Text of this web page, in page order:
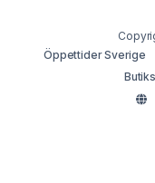
Öppettider Sverige